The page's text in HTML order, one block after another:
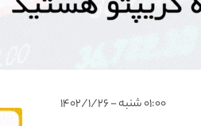
۰۱:۰۰ شنبه - ۱۴۰۲/۱/۲۶